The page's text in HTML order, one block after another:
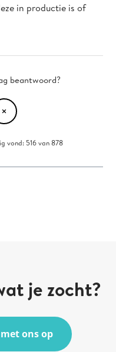
in productie is of
beantwoord?
vond: 516 van 878
je zocht?
ons op